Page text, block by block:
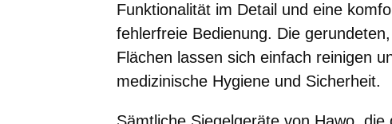
Funktionalität im Detail und eine
fehlerfreie Bedienung. Die
Flächen lassen sich einfach reinigen
medizinische Hygiene und Sicherheit.